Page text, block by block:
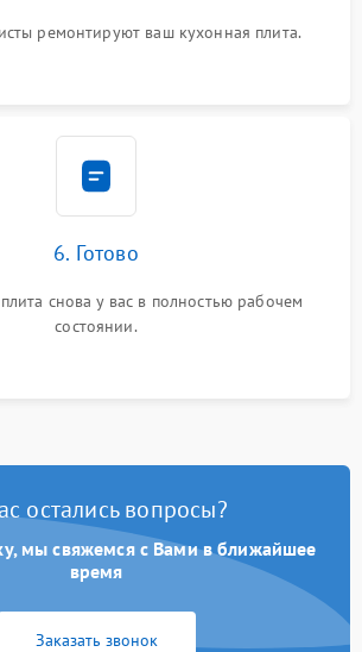
ремонтируют ваш кухонная плита.
6. Готово
снова у вас в полностью рабочем
состоянии.
остались вопросы?
мы свяжемся с Вами в ближайшее
время
Заказать звонок